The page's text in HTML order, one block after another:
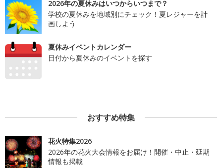
2026年の夏休みはいつからいつまで？
学校の夏休みを地域別にチェック！夏レジャーを計
画しよう
夏休みイベントカレンダー
日付から夏休みのイベントを探す
おすすめ特集
花火特集2026
2026年の花火大会情報をお届け！開催・中止・延期
情報も掲載